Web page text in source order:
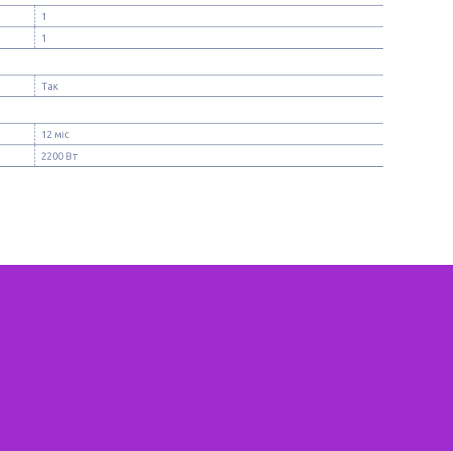
1
1
Так
12 міс
2200 Вт